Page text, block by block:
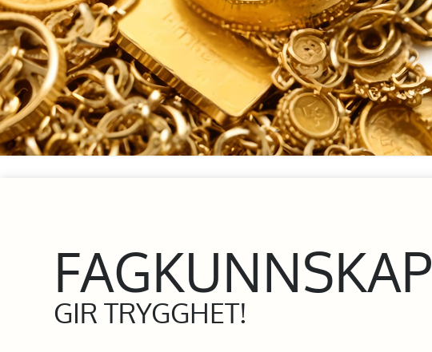
FAGKUNNSKAP
GIR TRYGGHET!